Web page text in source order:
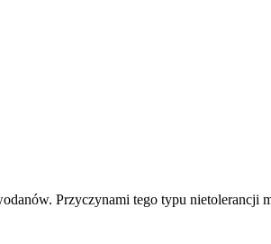
Przyczynami tego typu nietolerancji